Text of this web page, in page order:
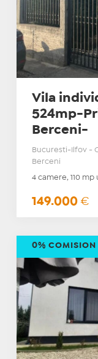
Vila
524mp-
Berceni-
Bucuresti-Ilfov -
Berceni
4 camere, 110 mp
149.000 €
0% COMISION